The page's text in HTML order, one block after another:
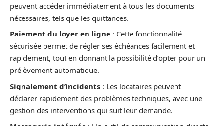
peuvent accéder immédiatement à tous les documents
nécessaires, tels que les quittances.
Paiement du loyer en ligne : Cette fonctionnalité
sécurisée permet de régler ses échéances facilement et
rapidement, tout en donnant la possibilité d’opter pour un
prélèvement automatique.
Signalement d’incidents : Les locataires peuvent
déclarer rapidement des problèmes techniques, avec une
gestion des interventions qui suit leur demande.